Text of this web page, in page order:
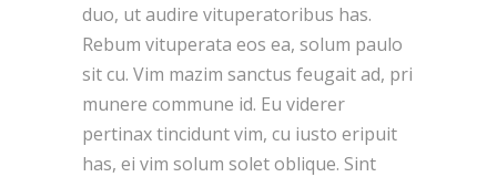
duo, ut audire vituperatoribus has.
Rebum vituperata eos ea, solum paulo
sit cu. Vim mazim sanctus feugait ad, pri
munere commune id. Eu viderer
pertinax tincidunt vim, cu iusto eripuit
has, ei vim solum solet oblique. Sint